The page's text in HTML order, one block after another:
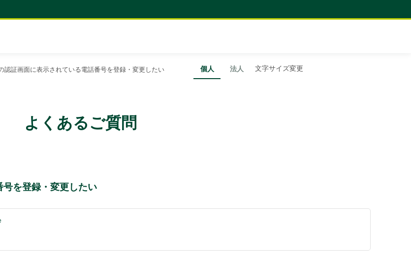
個人 法人 文字サイズ変更
認証画面に表示されている電話番号を登録・変更したい
よくあるご質問
を登録・変更したい